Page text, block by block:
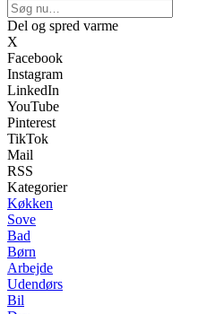
Del og spred varme
X
Facebook
Instagram
LinkedIn
YouTube
Pinterest
TikTok
Mail
RSS
Kategorier
Køkken
Sove
Bad
Børn
Arbejde
Udendørs
Bil